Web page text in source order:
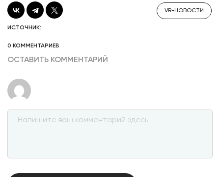
VR-НОВОСТИ
ИСТОЧНИК:
0 КОММЕНТАРИЕВ
ОСТАВИТЬ КОММЕНТАРИЙ